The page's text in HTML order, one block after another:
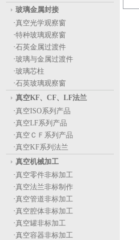
玻璃金属封接
·真空光学观察窗
·特种玻璃观察窗
·石英金属过渡件
·玻璃与金属过渡件
·玻璃芯柱
·石英玻璃观察窗
真空KF、CF、LF法兰
·真空ISO系列产品
·真空LF系列产品
·真空ＣＦ系列产品
·真空KF系列法兰
真空机械加工
·真空零件非标加工
·真空法兰非标制作
·真空管道非标加工
·真空腔体非标加工
·真空罐非标加工
·真空容器非标加工